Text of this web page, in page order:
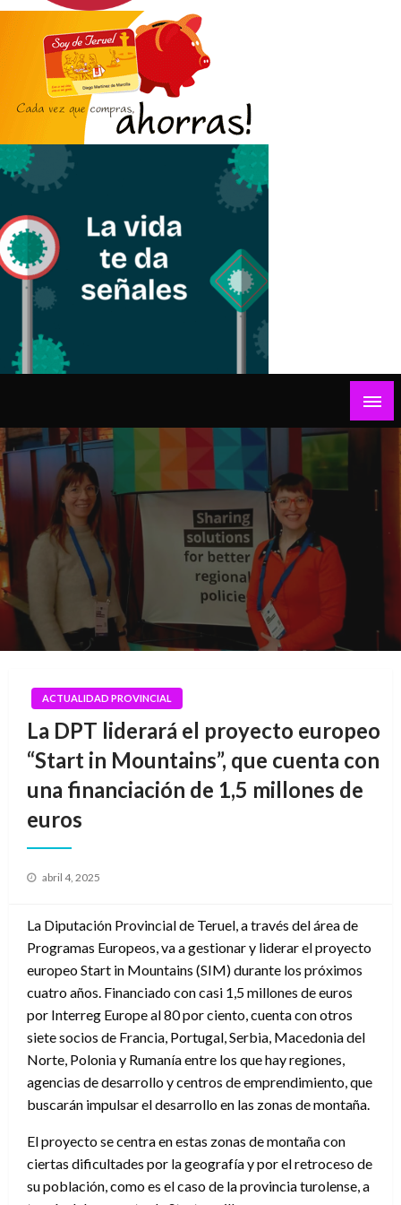
ACTUALIDAD PROVINCIAL
La DPT liderará el proyecto europeo
“Start in Mountains”, que cuenta con
una financiación de 1,5 millones de
euros
Publicado
abril 4, 2025
La Diputación Provincial de Teruel, a través del área de
Programas Europeos, va a gestionar y liderar el proyecto
europeo Start in Mountains (SIM) durante los próximos
cuatro años. Financiado con casi 1,5 millones de euros
por Interreg Europe al 80 por ciento, cuenta con otros
siete socios de Francia, Portugal, Serbia, Macedonia del
Norte, Polonia y Rumanía entre los que hay regiones,
agencias de desarrollo y centros de emprendimiento, que
buscarán impulsar el desarrollo en las zonas de montaña.
El proyecto se centra en estas zonas de montaña con
ciertas dificultades por la geografía y por el retroceso de
su población, como es el caso de la provincia turolense, a